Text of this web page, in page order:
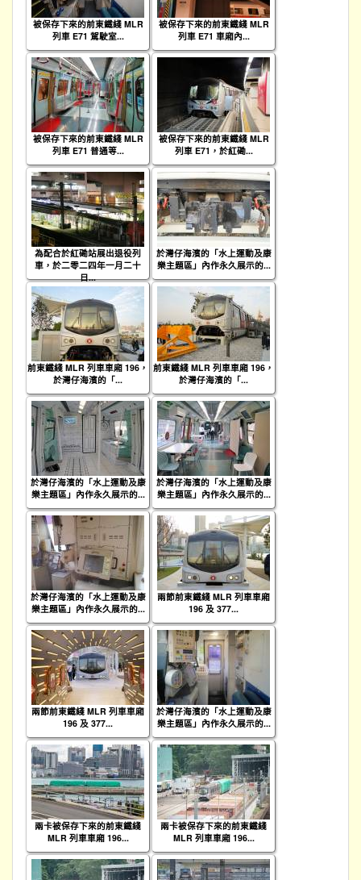
被保存下來的前東鐵綫 MLR
列車 E71 駕駛室...
被保存下來的前東鐵綫 MLR
列車 E71 車廂內...
被保存下來的前東鐵綫 MLR
列車 E71 普通等...
被保存下來的前東鐵綫 MLR
列車 E71，於紅磡...
為配合於紅磡站展出退役列
車，於二零二四年一月二十
日...
於灣仔海濱的「水上運動及康
樂主題區」內作永久展示的...
前東鐵綫 MLR 列車車廂 196，
於灣仔海濱的「...
前東鐵綫 MLR 列車車廂 196，
於灣仔海濱的「...
於灣仔海濱的「水上運動及康
樂主題區」內作永久展示的...
於灣仔海濱的「水上運動及康
樂主題區」內作永久展示的...
於灣仔海濱的「水上運動及康
樂主題區」內作永久展示的...
兩節前東鐵綫 MLR 列車車廂
196 及 377...
兩節前東鐵綫 MLR 列車車廂
196 及 377...
於灣仔海濱的「水上運動及康
樂主題區」內作永久展示的...
兩卡被保存下來的前東鐵綫
MLR 列車車廂 196...
兩卡被保存下來的前東鐵綫
MLR 列車車廂 196...